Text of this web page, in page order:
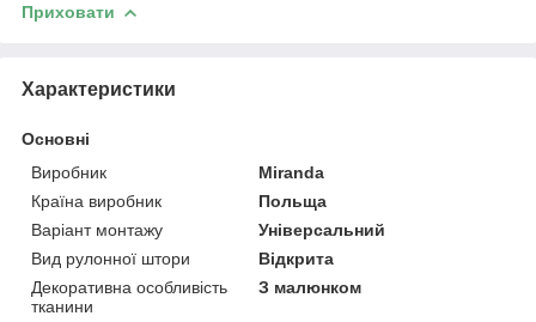
Приховати
Характеристики
Основні
Виробник
Miranda
Країна виробник
Польща
Варіант монтажу
Універсальний
Вид рулонної штори
Відкрита
Декоративна особливість
тканини
З малюнком